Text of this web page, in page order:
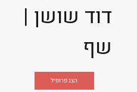
דוד שושן |
שף
הצג פרופיל